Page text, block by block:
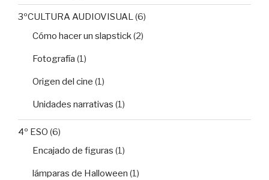
3ºCULTURA AUDIOVISUAL(6)
Cómo hacer un slapstick (2)
Fotografía (1)
Origen del cine (1)
Unidades narrativas (1)
4º ESO (6)
Encajado de figuras (1)
lámparas de Halloween (1)